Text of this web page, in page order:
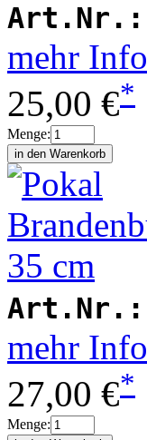
Art.Nr.:
mehr Info
25,00 €*
Menge:
Art.Nr.:
mehr Info
27,00 €*
Menge: